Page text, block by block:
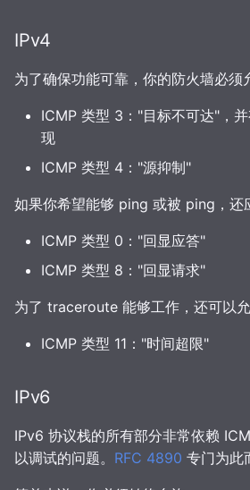
IPv4
为了确保功能可靠，你的防火墙必须
ICMP 类型 3："目标不可达"，
现
ICMP 类型 4："源抑制"
如果你希望能够 ping 或被 ping，还
ICMP 类型 0："回显应答"
ICMP 类型 8："回显请求"
为了 traceroute 能够工作，还可以允
ICMP 类型 11："时间超限"
IPv6
IPv6 协议栈的所有部分非常依赖
以调试的问题。 RFC 4890 专门为此